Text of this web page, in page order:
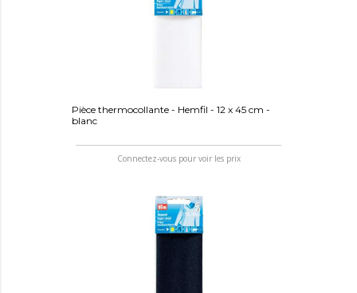
Pièce thermocollante - Hemfil - 12 x 45 cm -
blanc
Connectez-vous pour voir les prix